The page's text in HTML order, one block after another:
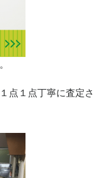
点１点丁寧に査定さ